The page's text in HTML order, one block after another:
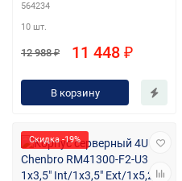
564234
10 шт.
12 988 ₽ 11 448 ₽
В корзину
Скидка -19%